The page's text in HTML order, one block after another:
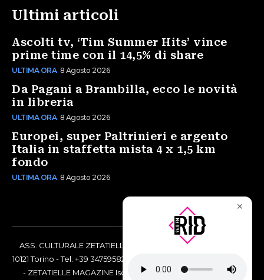
Ultimi articoli
Ascolti tv, ‘Tim Summer Hits’ vince
prime time con il 14,5% di share
ULTIMA ORA 8 Agosto 2026
Da Pagani a Brambilla, ecco le novità
in libreria
ULTIMA ORA 8 Agosto 2026
Europei, super Paltrinieri e argento
Italia in staffetta mista 4 x 1,5 km
fondo
ULTIMA ORA 8 Agosto 2026
ASS. CULTURALE ZETATIELLE OFF via Vittorio Amedeo II, 21 -
10121 Torino - Tel. +39 3475958238 - Codice Fiscale 97883690014
- ZETATIELLE MAGAZINE Iscrizione al Tribunale di Torino n°
✕